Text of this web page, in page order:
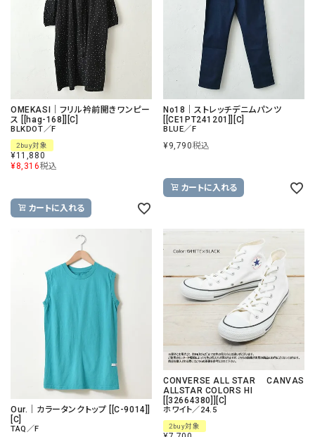
OMEKASI｜フリル衿前開きワンピー
ス [[hag-168]][C]
BLKDOT／F
2buy対象
¥11,880
¥8,316税込
カートに入れる
No18｜ストレッチデニムパンツ
[[CE1PT241201]][C]
BLUE／F
¥9,790税込
カートに入れる
Our.｜カラータンクトップ [[C-9014]]
[C]
TAQ／F
CONVERSE ALL STAR CANVAS
ALLSTAR COLORS HI
[[32664380]][C]
ホワイト／24.5
2buy対象